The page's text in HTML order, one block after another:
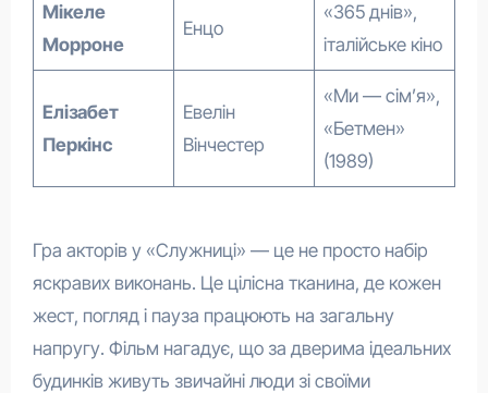
Мікеле
Морроне
Енцо
«365 днів»,
італійське кіно
Елізабет
Перкінс
Евелін
Вінчестер
«Ми — сім’я»,
«Бетмен»
(1989)
Гра акторів у «Служниці» — це не просто набір
яскравих виконань. Це цілісна тканина, де кожен
жест, погляд і пауза працюють на загальну
напругу. Фільм нагадує, що за дверима ідеальних
будинків живуть звичайні люди зі своїми